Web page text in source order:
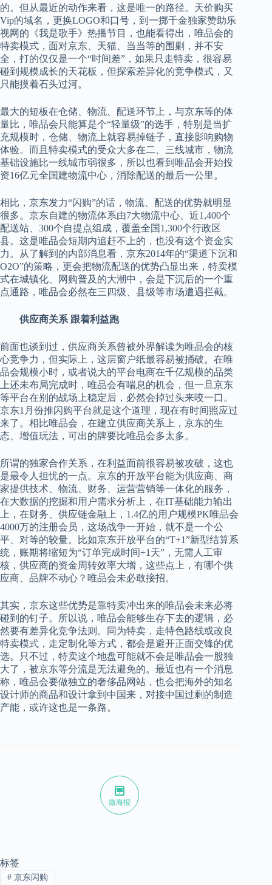
的。但从最近的动作来看，这是唯一的路径。天价购买
Vip的域名，更换LOGO和口号，到一掷千金独家赞助乐
视网的《我是歌手》热播节目，也能看得出，唯品会的
特卖模式，面对京东、天猫、当当等的围剿，并不安
全，打的仅仅是一个“时间差”，如果只走特卖，很容易
碰到规模成长的天花板，但探索差异化的竞争模式，又
只能摸着石头过河。
最大的短板在仓储、物流、配送环节上，与京东等的体
量比，唯品会只能算是个“轻量级”的选手，特别是当扩
充规模时，仓储、物流上就容易掉链子，直接影响购物
体验。而且特卖模式的受众大多在二、三线城市，物流
基础设施比一线城市弱很多，所以也看到唯品会开始投
资16亿元全国建物流中心，消除配送的最后一公里。
相比，京东发力“闪购”的话，物流、配送的优势就明显
很多。京东自建的物流体系由7大物流中心、近1,400个
配送站、300个自提点组成，覆盖全国1,300个行政区
县。这是唯品会短期内追赶不上的，也没有这个资金实
力。从了解到的内部消息看，京东2014年的“渠道下沉和
O2O”的策略，更会把物流配送的优势凸显出来，特卖模
式在城镇化、网购普及的大潮中，会是下沉后的一个重
点通路，唯品会必然在三四级、县级等市场遭遇拦截。
供应商关系 跟着利益跑
前面也谈到过，供应商关系曾被外界解读为唯品会的核
心竞争力，但实际上，这层窗户纸最容易被捅破。在唯
品会规模小时，或者说大的平台电商在千亿规模的品类
上还未布局完成时，唯品会有喘息的机会，但一旦京东
等平台在别的战场上稳定后，必然会掉过头来咬一口。
京东1月份推闪购平台就是这个道理，现在有时间照应过
来了。相比唯品会，在建立供应商关系上，京东的生
态、增值玩法，可出的牌要比唯品会多太多。
所谓的独家合作关系，在利益面前很容易被攻破，这也
是最令人担忧的一点。京东的开放平台能为供应商、商
家提供技术、物流、财务、运营营销等一体化的服务，
在大数据的挖掘和用户需求分析上，在IT基础能力输出
上，在财务、供应链金融上，1.4亿的用户规模PK唯品会
4000万的注册会员，这场战争一开始，就不是一个公
平、对等的较量。比如京东开放平台的“T+1”新型结算系
统，账期将缩短为“订单完成时间+1天”，无需人工审
核，供应商的资金周转效率大增，这些点上，有哪个供
应商、品牌不动心？唯品会未必敢接招。
其实，京东这些优势是靠特卖冲出来的唯品会未来必将
碰到的钉子。所以说，唯品会能够生存下去的逻辑，必
然要有差异化竞争法则。同为特卖，走特色路线或改良
特卖模式，走定制化等方式，都会是避开正面交锋的优
选。只不过，特卖这个地盘可能就不会是唯品会一股独
大了，被京东等分流是无法避免的。最近也有一个消息
称，唯品会要做独立的奢侈品网站，也会把海外的知名
设计师的商品和设计拿到中国来，对接中国过剩的制造
产能，或许这也是一条路。
微海报
标签
#京东闪购